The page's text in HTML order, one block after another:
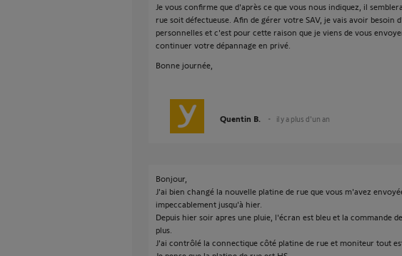
Je vous confirme que d'après ce que vous nous indiquez, il
rue soit défectueuse. Afin de gérer votre SAV, je vais avoir besoin
personnelles et c'est pour cette raison que je viens de vous
continuer votre dépannage en privé.
Bonne journée,
Quentin B. il y a plus d'un an
Bonjour,
J'ai bien changé la nouvelle platine de rue que vous m'avez
impeccablement jusqu'à hier.
Depuis hier soir apres une pluie, l'écran est bleu et la commande
plus.
J'ai contrôlé la connectique côté platine de rue et moniteur tout